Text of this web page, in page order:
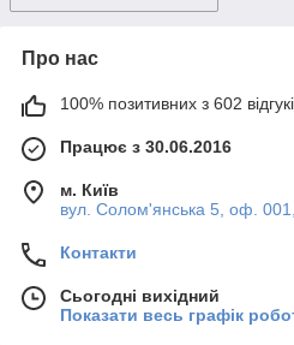
Про нас
100% позитивних з 602
Працює з 30.06.2016
м. Київ
вул. Солом'янська 5, оф. 001,
Контакти
Сьогодні вихідний
Показати весь графік